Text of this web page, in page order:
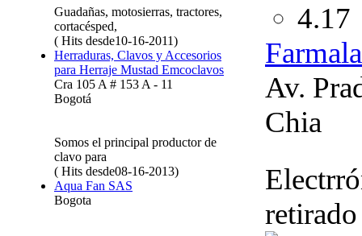
Guadañas, motosierras, tractores,
cortacésped,
( Hits desde10-16-2011)
Herraduras, Clavos y Accesorios
para Herraje Mustad Emcoclavos
Cra 105 A # 153 A - 11
Bogotá
Somos el principal productor de
clavo para
( Hits desde08-16-2013)
Aqua Fan SAS
Bogota
4.17
Av.
Chia